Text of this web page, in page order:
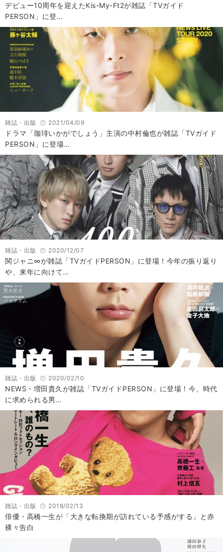
デビュー10周年を迎えたKis-My-Ft2が雑誌「TVガイド
PERSON」に登…
雑誌・出版 2021/04/09
ドラマ「珈琲いかがでしょう」主演の中村倫也が雑誌「TVガイド
PERSON」に登場…
雑誌・出版 2020/12/07
関ジャニ∞が雑誌「TVガイドPERSON」に登場！今年の振り返り
や、来年に向けて…
雑誌・出版 2020/02/10
NEWS・増田貴久が雑誌「TVガイドPERSON」に登場！今、時代
に求められる男…
雑誌・出版 2018/02/13
俳優・高橋一生が「大きな転換期が訪れている予感がする」と赤
裸々告白